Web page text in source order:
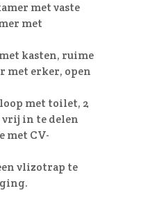
met vaste
met
kasten, ruime
met erker, open
met toilet, 2
vrij in te delen
met CV-
vlizotrap te